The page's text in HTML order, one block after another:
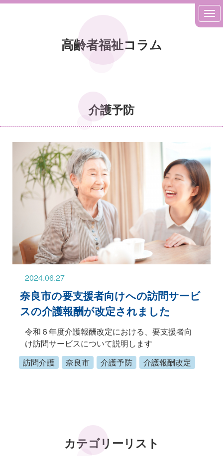
高齢者福祉コラム
介護予防
奈良市の要支援者向けへの訪問サービ
スの介護報酬が改定されました
2024.06.27
令和６年度介護報酬改定における、要支援者向
け訪問サービスについて説明します
訪問介護
奈良市 介護予防 介護報酬改定
カテゴリーリスト